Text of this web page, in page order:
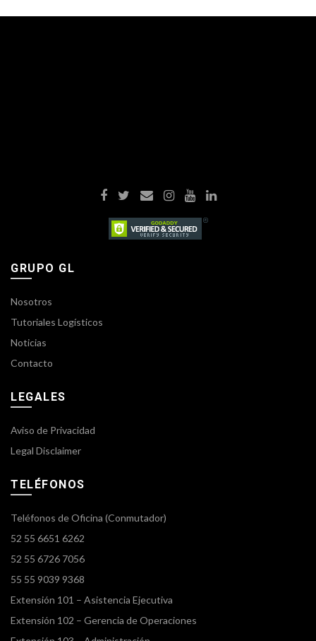
GRUPO GL
Nosotros
Tutoriales Logísticos
Noticias
Contacto
LEGALES
Aviso de Privacidad
Legal Disclaimer
TELÉFONOS
Teléfonos de Oficina (Conmutador)
52 55 6651 6262
52 55 6726 7056
55 55 9039 9368
Extensión 101 – Asistencia Ejecutiva
Extensión 102 – Gerencia de Operaciones